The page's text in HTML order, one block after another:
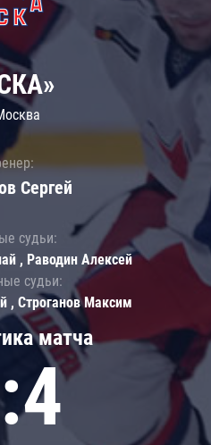
матча
Сергей
судьи:
, Раводин Алексей
судьи:
, Строганов Максим